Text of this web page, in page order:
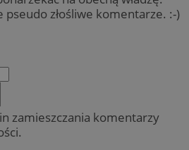
pseudo złośliwe komentarze. :-)
zamieszczania komentarzy